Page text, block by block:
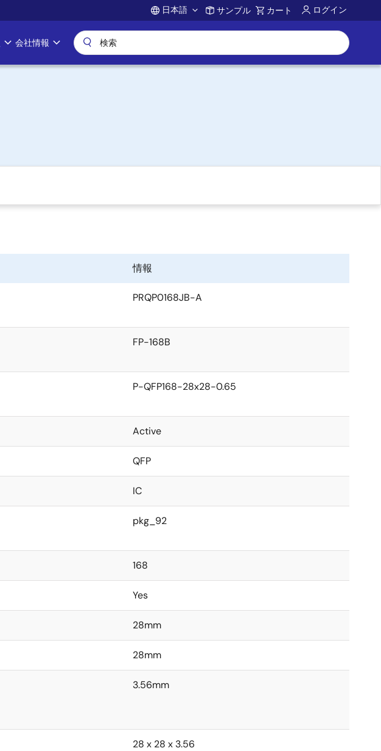
Account
日本語 サンプル カート ログイン
会社情報
情報
PRQP0168JB-A
FP-168B
P-QFP168-28x28-0.65
Active
QFP
IC
pkg_92
168
Yes
28mm
28mm
3.56mm
28 x 28 x 3.56